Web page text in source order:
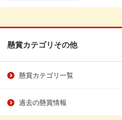
懸賞カテゴリその他
懸賞カテゴリ一覧
過去の懸賞情報